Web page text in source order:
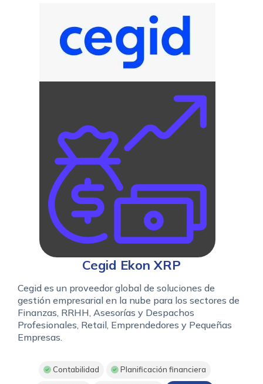
Cegid Ekon XRP
Cegid es un proveedor global de soluciones de
gestión empresarial en la nube para los sectores de
Finanzas, RRHH, Asesorías y Despachos
Profesionales, Retail, Emprendedores y Pequeñas
Empresas.
Contabilidad Planificación financiera